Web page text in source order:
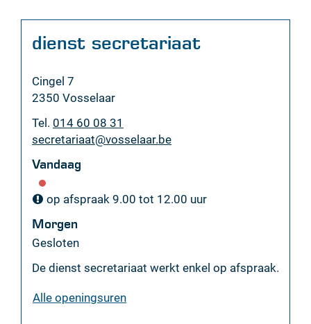
Contact
dienst secretariaat
Adres
Cingel 7
,2350 Vosselaar
Tel. 014 60 08 31
E-
secretariaat@vosselaar.be
Vandaag
op afspraak 9.00 tot 12.00 uur
Morgen
Gesloten
De dienst secretariaat werkt enkel op afspraak.
Alle openingsurendienst